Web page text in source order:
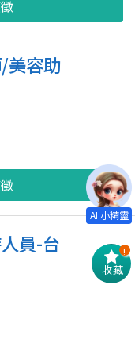
/美容助
員-台
收藏
!